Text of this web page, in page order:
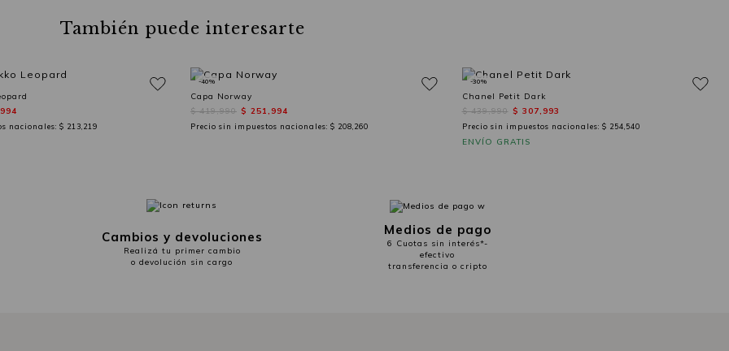
También puede interesarte
nacionales: $ 213,219
Capa Norway
$ 419,990 $ 251,994
Precio sin impuestos nacionales: $ 208,260
-40%
Chanel Petit Dark
$ 439,990 $ 307,993
Precio sin impuestos nacionales: $ 254,540
ENVÍO GRATIS
-30%
Cambios y devoluciones
Realizá tu primer cambio
o devolución sin cargo
Medios de pago
6 Cuotas sin interés*-
efectivo
transferencia o cripto